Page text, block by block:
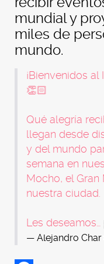
mundial y
miles de
mundo.
¡Bienvenidos
👏🏻
Qué alegría
llegan desde
y del mundo
semana en
Mocho, el
nuestra ciudad.
Les deseamos…
— Alejandro Char